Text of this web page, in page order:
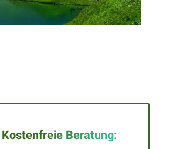
Kostenfreie Beratung: